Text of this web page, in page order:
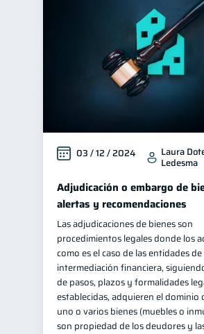
03 / 12 / 2024 Laura
Ledesma
Adjudicación o embargo de
alertas y recomendaciones
Las adjudicaciones de bienes son
procedimientos legales donde los
como es el caso de las entidades de
intermediación financiera,
de pasos, plazos y formalidades
establecidas, adquieren el dominio
uno o varios bienes (muebles o
son propiedad de los deudores y